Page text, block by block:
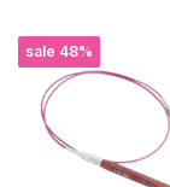
sale 48%